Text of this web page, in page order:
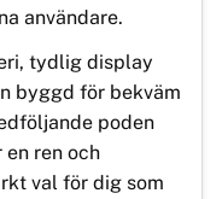
användare.
tydlig display
byggd för bekväm
poden
ren och
val för dig som